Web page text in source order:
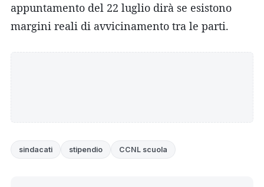
appuntamento del 22 luglio dirà se esistono
margini reali di avvicinamento tra le parti.
sindacati stipendio CCNL scuola